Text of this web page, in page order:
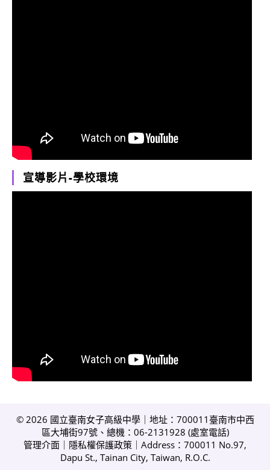
宣導影片-學校環境
© 2026 國立臺南女子高級中學｜地址：700011臺南市中西
區大埔街97號、總機：06-2131928 (處室電話)
管理介面
隱私權保護政策 ｜Address：700011 No.97,
Dapu St., Tainan City, Taiwan, R.O.C.